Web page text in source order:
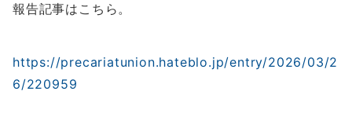
報告記事はこちら。
https://precariatunion.hateblo.jp/entry/2026/03/2
6/220959